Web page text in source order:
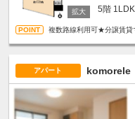
5階
複数路線利用可★分譲賃貸
アパート komorele